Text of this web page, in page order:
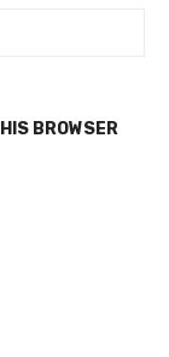
BROWSER